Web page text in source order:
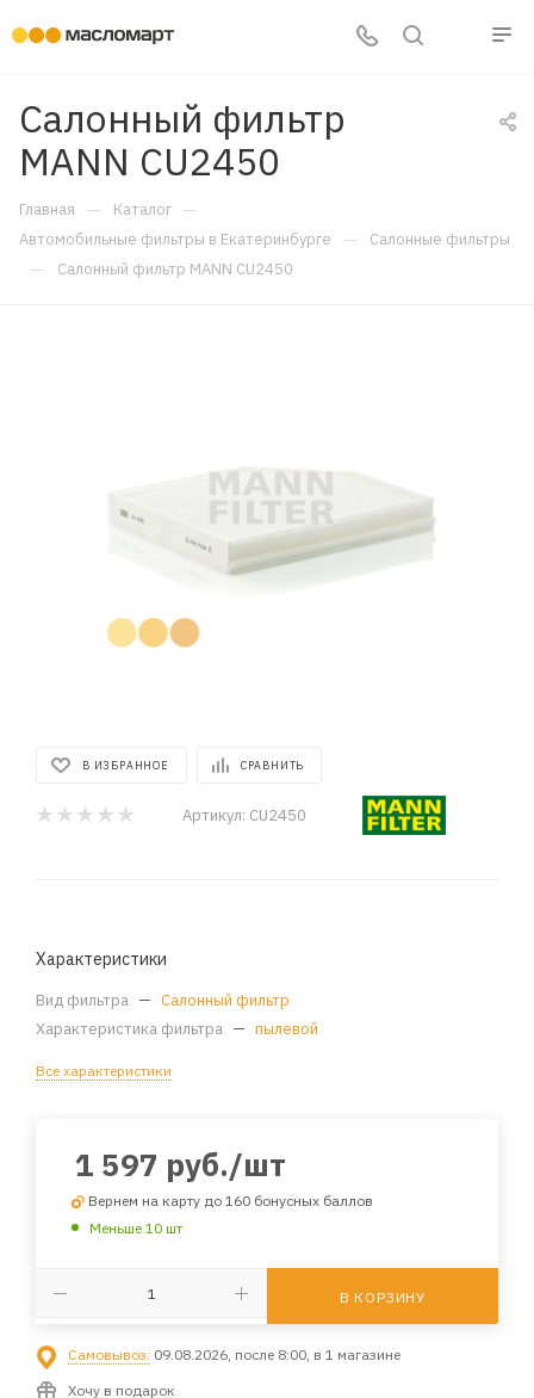
Салонный фильтр
MANN CU2450
Главная — Каталог —
Автомобильные фильтры в Екатеринбурге — Салонные фильтры
— Салонный фильтр MANN CU2450
В ИЗБРАННОЕ СРАВНИТЬ
Артикул: CU2450
Характеристики
Вид фильтра — Салонный фильтр
Характеристика фильтра — пылевой
Все характеристики
1 597 руб./шт
Вернем на карту до 160 бонусных баллов
Меньше 10 шт
В КОРЗИНУ
Самовывоз: 09.08.2026, после 8:00, в 1 магазине
Хочу в подарок